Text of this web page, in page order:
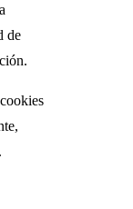
de